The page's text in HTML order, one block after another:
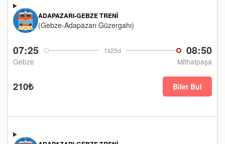
07:25 1s25d 08:50
Gebze Mithatpaşa
ADAPAZARI-GEBZE TRENI
(Gebze-Adapazarı Güzergahı)
210₺ Bilet Bul